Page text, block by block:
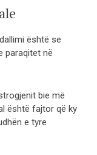
është se
paraqitet në
bie më
është fajtor që ky
e tyre